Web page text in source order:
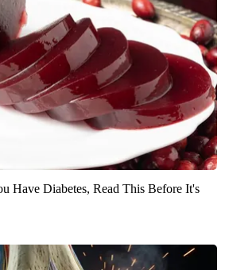
Have Diabetes, Read This Before It's